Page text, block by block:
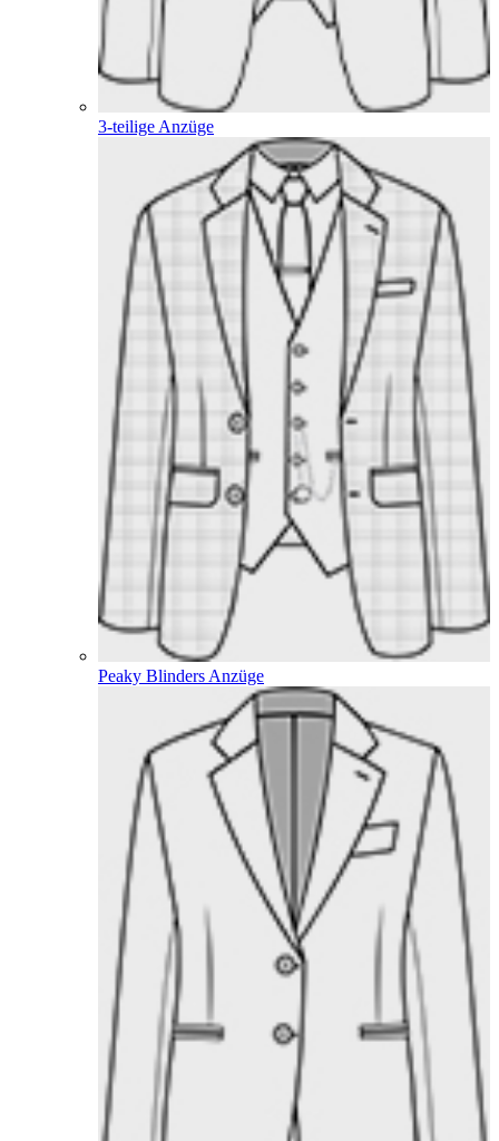
3-teilige Anzüge
Peaky Blinders Anzüge